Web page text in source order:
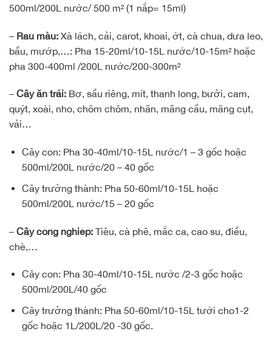
500ml/200L nước/ 500 m² (1 nắp= 15ml)
– Rau màu: Xà lách, cải, carot, khoai, ớt, cà chua, dưa leo,
bầu, mướp,…: Pha 15-20ml/10-15L nước/10-15m² hoặc
pha 300-400ml /200L nước/200-300m²
– Cây ăn trái: Bơ, sầu riêng, mít, thanh long, bưởi, cam,
quýt, xoài, nho, chôm chôm, nhãn, mãng cầu, măng cụt,
vải…
Cây con: Pha 30-40ml/10-15L nước/1 – 3 gốc hoặc
500ml/200L nước/20 – 40 gốc
Cây trưởng thành: Pha 50-60ml/10-15L hoặc
500ml/200L nước/15 – 20 gốc
– Cây công nghiệp: Tiêu, cà phê, mắc ca, cao su, điều,
chè,…
Cây con: Pha 30-40ml/10-15L nước /2-3 gốc hoặc
500ml/200L/40 gốc
Cây trưởng thành: Pha 50-60ml/10-15L tưới cho1-2
gốc hoặc 1L/200L/20 -30 gốc.